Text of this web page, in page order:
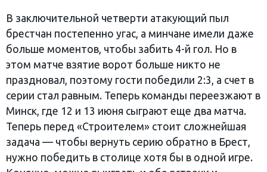
В заключительной четверти атакующий пыл
брестчан постепенно угас, а минчане имели даже
больше моментов, чтобы забить 4-й гол. Но в
этом матче взятие ворот больше никто не
праздновал, поэтому гости победили 2:3, а счет в
серии стал равным. Теперь команды переезжают в
Минск, где 12 и 13 июня сыграют еще два матча.
Теперь перед «Строителем» стоит сложнейшая
задача — чтобы вернуть серию обратно в Брест,
нужно победить в столице хотя бы в одной игре.